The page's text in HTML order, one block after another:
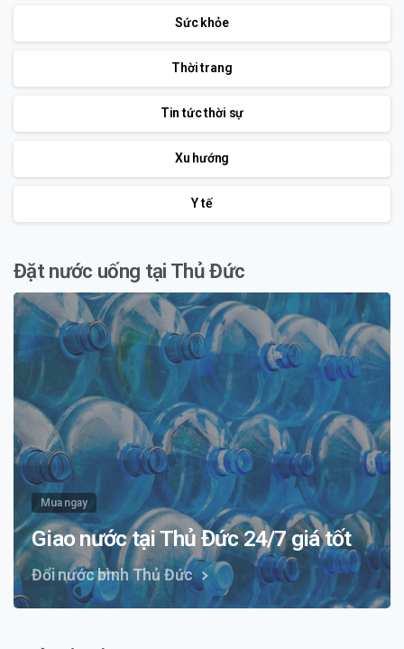
Sức khỏe
Thời trang
Tin tức thời sự
Xu hướng
Y tế
Đặt nước uống tại Thủ Đức
Mua ngay
Giao nước tại Thủ Đức 24/7 giá tốt
Đổi nước bình Thủ Đức